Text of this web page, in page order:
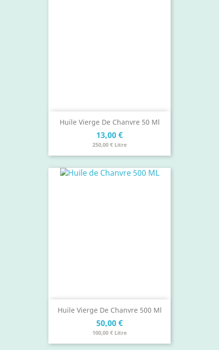
Huile Vierge De Chanvre 50 Ml
Prix
13,00 €
250,00 € Litre
Huile Vierge De Chanvre 500 Ml
Prix
50,00 €
100,00 € Litre